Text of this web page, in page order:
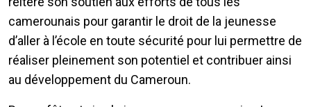
camerounais pour garantir le droit de la jeunesse
d’aller à l’école en toute sécurité pour lui permettre de
réaliser pleinement son potentiel et contribuer ainsi
au développement du Cameroun.